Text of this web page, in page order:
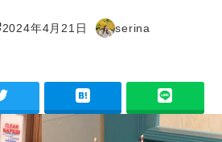
日
2024年4月21日
著
serina